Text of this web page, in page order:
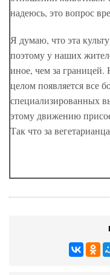
надеюсь, это вопрос
Я думаю, что эта
поэтому у наших
иное, чем за границей.
целом появляется все
специализированных
этому движению
Так что за